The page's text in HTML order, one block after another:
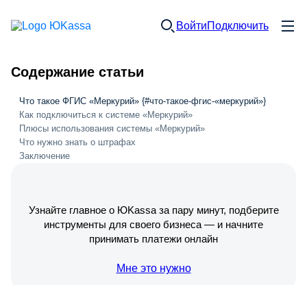
ВойтиПодключить
Содержание статьи
Что такое ФГИС «Меркурий» {#что-такое-фгис-«меркурий»}
Как подключиться к системе «Меркурий»
Плюсы использования системы «Меркурий»
Что нужно знать о штрафах
Заключение
Узнайте главное о ЮKassa за пару минут, подберите
инструменты для своего бизнеса — и начните
принимать платежи онлайн
Мне это нужно